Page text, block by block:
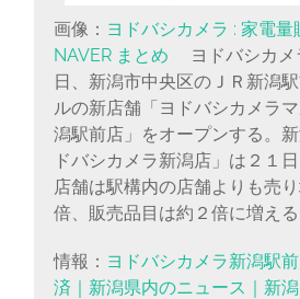
画像： ヨドバシカメラ : 家電
NAVER まとめ ヨドバシカメ
日、新潟市中央区のＪＲ新潟
ルの新店舗「ヨドバシカメラ
潟駅前店」をオープンする。
ドバシカメラ新潟店」は２１
店舗は駅構内の店舗よりも売
倍、販売品目は約２倍に増える
情報： ヨドバシカメラ新潟駅
済｜新潟県内のニュース｜新